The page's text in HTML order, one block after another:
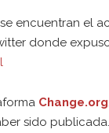
encuentran el
donde
Change.org
sido publicada.